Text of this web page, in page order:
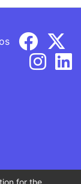
for the